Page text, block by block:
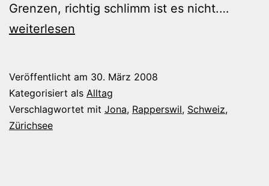
Grenzen, richtig schlimm ist es nicht.…
weiterlesen
Veröffentlicht am 30. März 2008
Kategorisiert als Alltag
Verschlagwortet mit Jona, Rapperswil, Schweiz,
Zürichsee